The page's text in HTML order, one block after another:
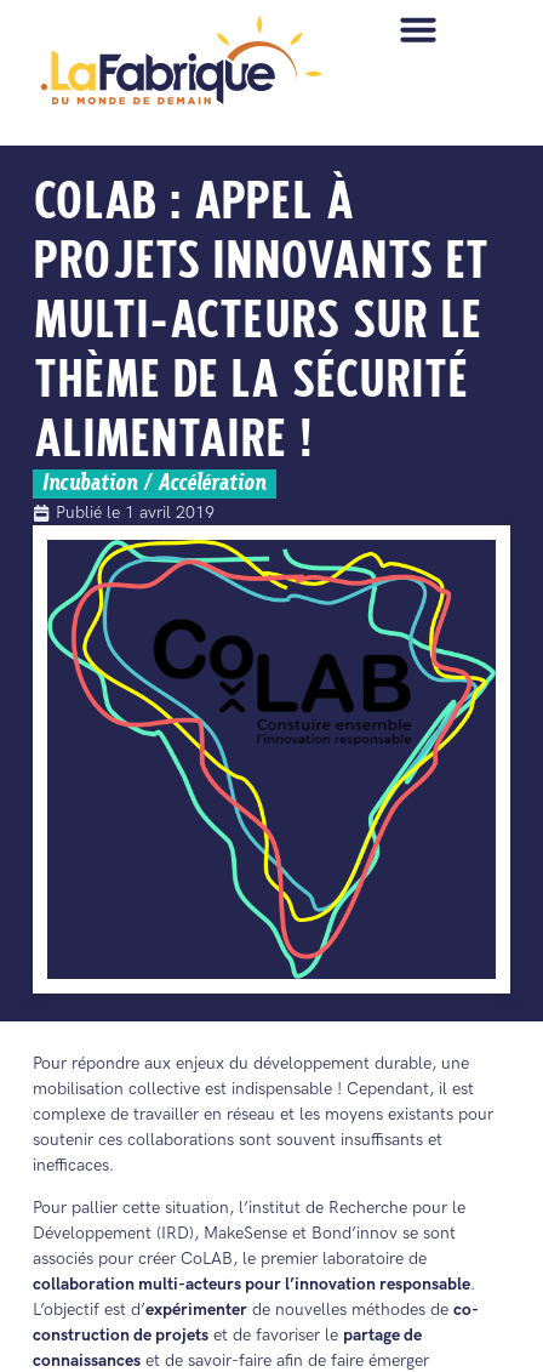
COLAB : APPEL À
PROJETS INNOVANTS ET
MULTI-ACTEURS SUR LE
THÈME DE LA SÉCURITÉ
ALIMENTAIRE !
Incubation / Accélération
Publié le 1 avril 2019
Pour répondre aux enjeux du développement durable, une
mobilisation collective est indispensable ! Cependant, il est
complexe de travailler en réseau et les moyens existants pour
soutenir ces collaborations sont souvent insuffisants et
inefficaces.
Pour pallier cette situation, l’institut de Recherche pour le
Développement (IRD), MakeSense et Bond’innov se sont
associés pour créer CoLAB, le premier laboratoire de
collaboration multi-acteurs pour l’innovation responsable.
L’objectif est d’expérimenterde nouvelles méthodes de co-
construction de projetset de favoriser le partage de
connaissanceset de savoir-faire afin de faire émerger